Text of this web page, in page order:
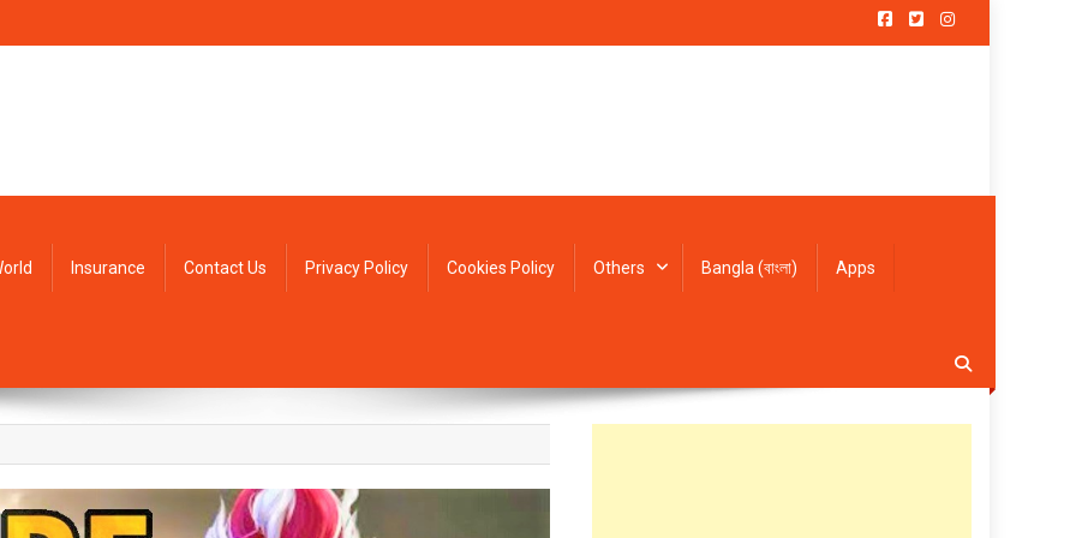
Insurance Contact Us Privacy Policy Cookies Policy Others Bangla (বাংলা) Apps